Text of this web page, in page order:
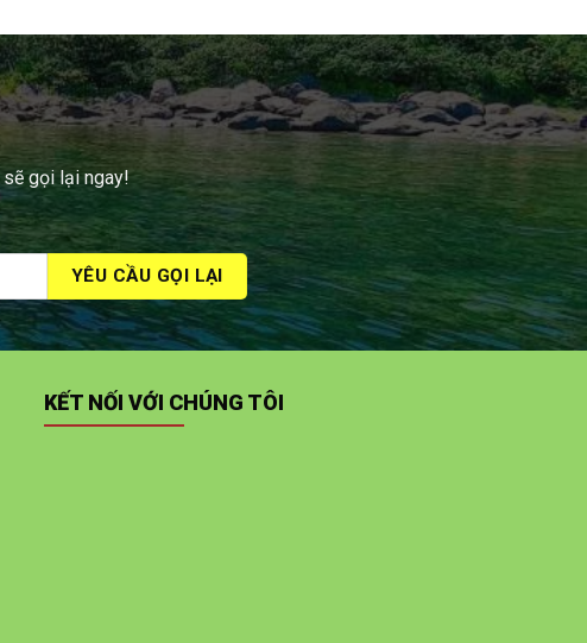
gọi lại ngay!
KẾT NỐI VỚI CHÚNG TÔI